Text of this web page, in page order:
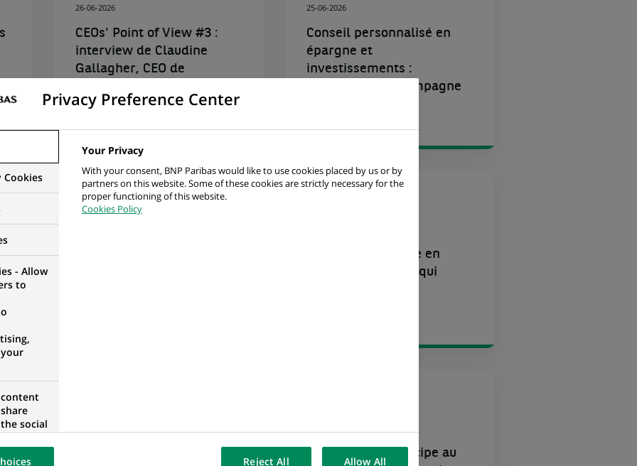
26-06-2026
CEOs' Point of View #3 :
interview de Claudine
Gallagher, CEO de
BNP...
25-06-2026
Conseil personnalisé en
épargne et
investissements :
BNP Paribas accompagne
GROUPE
Mobilité électrique en
Asie : 3 tendances qui
BNP Paribas participe au
Privacy Preference Center
Cookies
- Allow
to
social
the
website
Your Privacy
With your consent, BNP Paribas would like to use cookies placed by us or by
partners on this website. Some of these cookies are strictly necessary for the
proper functioning of this website.
Cookies Policy
Reject All Allow All